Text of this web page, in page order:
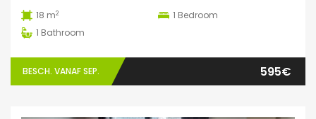
18 m2 1 Bedroom
1 Bathroom
BESCH. VANAF SEP. 595€